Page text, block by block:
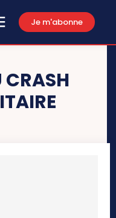
Je m'abonne
CRASH